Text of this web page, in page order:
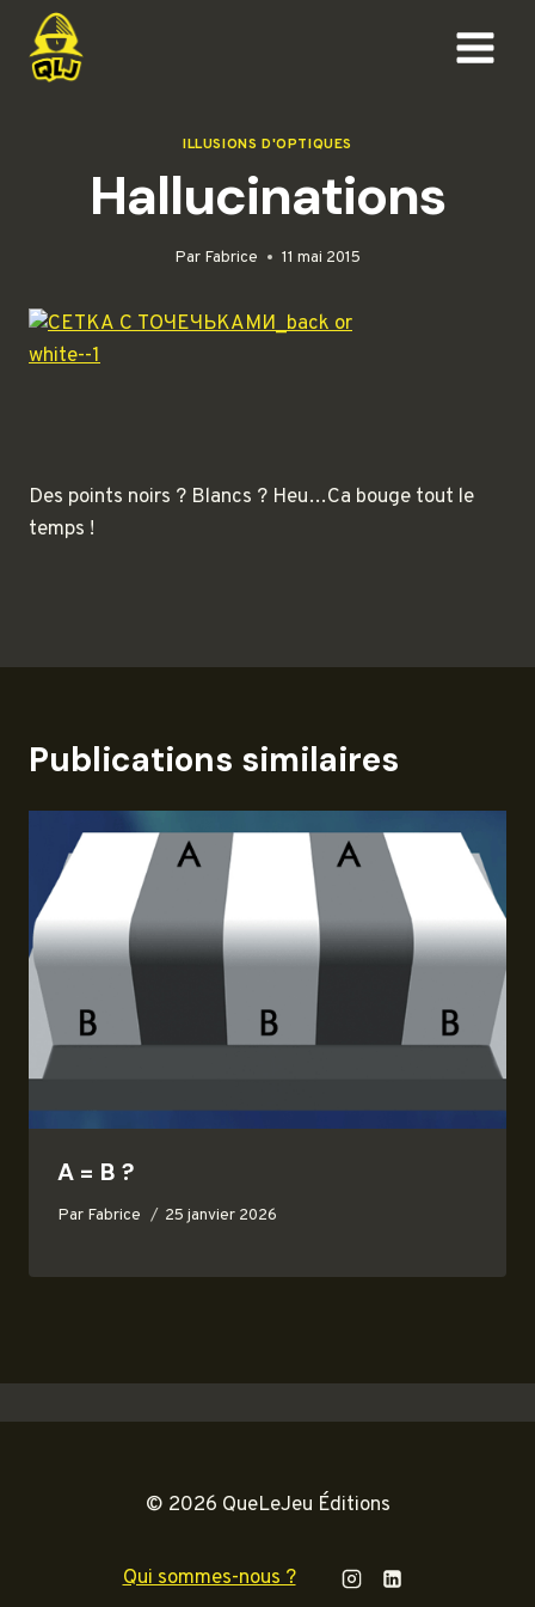
contenu
ILLUSIONS D'OPTIQUES
Hallucinations
Par Fabrice 11 mai 2015
Des points noirs ? Blancs ? Heu…Ca bouge tout le
temps !
Publications similaires
A = B ?
Par Fabrice 25 janvier 2026
© 2026 QueLeJeu Éditions
Qui sommes-nous ?